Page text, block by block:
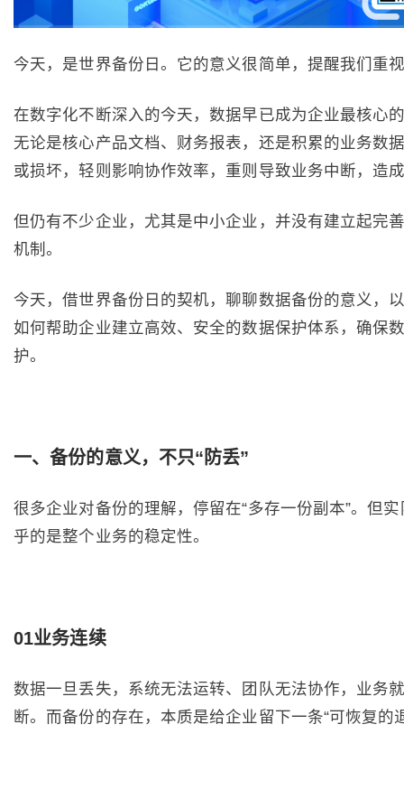
今天，是世界备份日。它的意义很简单，提醒我们重
在数字化不断深入的今天，数据早已成为企业最核心
无论是核心产品文档、财务报表，还是积累的业务数
或损坏，轻则影响协作效率，重则导致业务中断，造
但仍有不少企业，尤其是中小企业，并没有建立起完
机制。
今天，借世界备份日的契机，聊聊数据备份的意义，
如何帮助企业建立高效、安全的数据保护体系，确保
护。
一、备份的意义，不只“防丢”
很多企业对备份的理解，停留在“多存一份副本”。但
乎的是整个业务的稳定性。
01业务连续
数据一旦丢失，系统无法运转、团队无法协作，业务
断。而备份的存在，本质是给企业留下一条“可恢复的